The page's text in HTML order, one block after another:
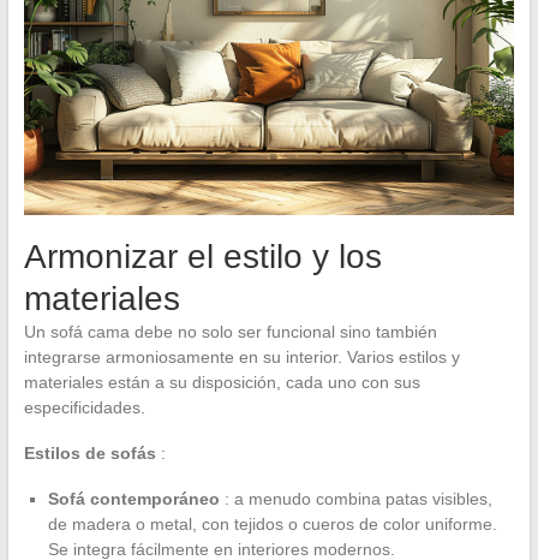
Armonizar el estilo y los
materiales
Un sofá cama debe no solo ser funcional sino también
integrarse armoniosamente en su interior. Varios estilos y
materiales están a su disposición, cada uno con sus
especificidades.
Estilos de sofás :
Sofá contemporáneo : a menudo combina patas visibles,
de madera o metal, con tejidos o cueros de color uniforme.
Se integra fácilmente en interiores modernos.